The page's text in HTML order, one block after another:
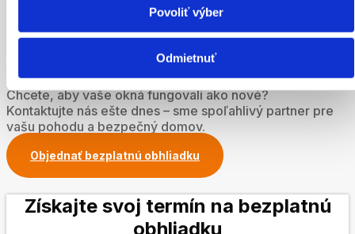
Povoliť výber
Odmietnuť
opraviť kovanie,
namontovať alebo servisovať žalúzie či sieťky.
Chcete, aby vaše okná fungovali ako nové?
Kontaktujte nás ešte dnes – sme spoľahlivý partner pre
vašu pohodu a bezpečný domov.
Objednať bezplatnú obhliadku
Získajte svoj termín na bezplatnú
obhliadku